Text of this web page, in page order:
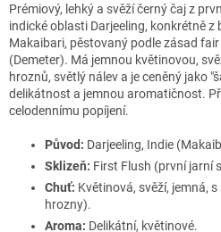
Prémiový, lehký a svěží černý čaj z
indické oblasti Darjeeling, konkrétně
Makaibari, pěstovaný podle zásad
(Demeter). Má jemnou květinovou,
hroznů, světlý nálev a je ceněný jako
delikátnost a jemnou aromatičnost.
celodennímu popíjení.
Původ: Darjeeling, Indie
Sklizeň: First Flush (první jarní
Chuť: Květinová, svěží, jemná,
hrozny).
Aroma: Delikátní, květinové.